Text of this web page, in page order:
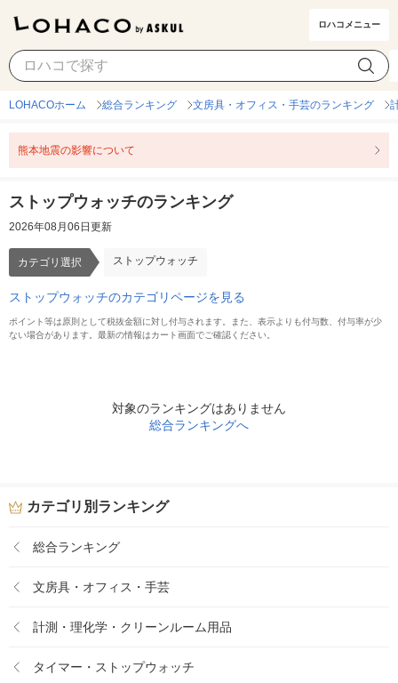
ロハコメニュー
ストップウォッチ カテゴリ選択
LOHACOホーム 総合ランキング 文房具・オフィス・手芸のランキング
熊本地震の影響について
ストップウォッチのランキング
2026年08月06日更新
カテゴリ選択 ストップウォッチ
ストップウォッチのカテゴリページを見る
ポイント等は原則として税抜金額に対し付与されます。また、表示よりも付与数、付与率が少
ない場合があります。最新の情報はカート画面でご確認ください。
対象のランキングはありません
総合ランキングへ
カテゴリ別ランキング
総合ランキング
文房具・オフィス・手芸
計測・理化学・クリーンルーム用品
タイマー・ストップウォッチ